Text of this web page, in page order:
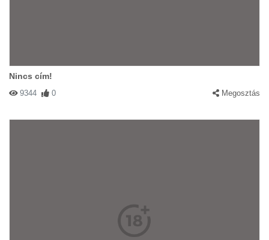
Nincs cím!
9344 0 Megosztás